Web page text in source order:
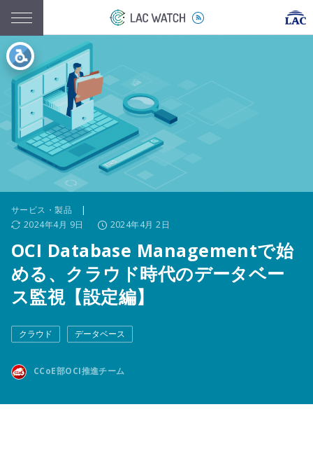
サービス・製品 |
2024年4月 9日
2024年4月 2日
OCI Database Managementで始
める、クラウド時代のデータベー
ス監視【設定編】
クラウド データベース
CCoE部OCI推進チーム